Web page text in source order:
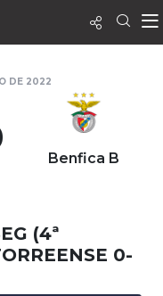
DE 2022
Benfica B
(4ª
0-